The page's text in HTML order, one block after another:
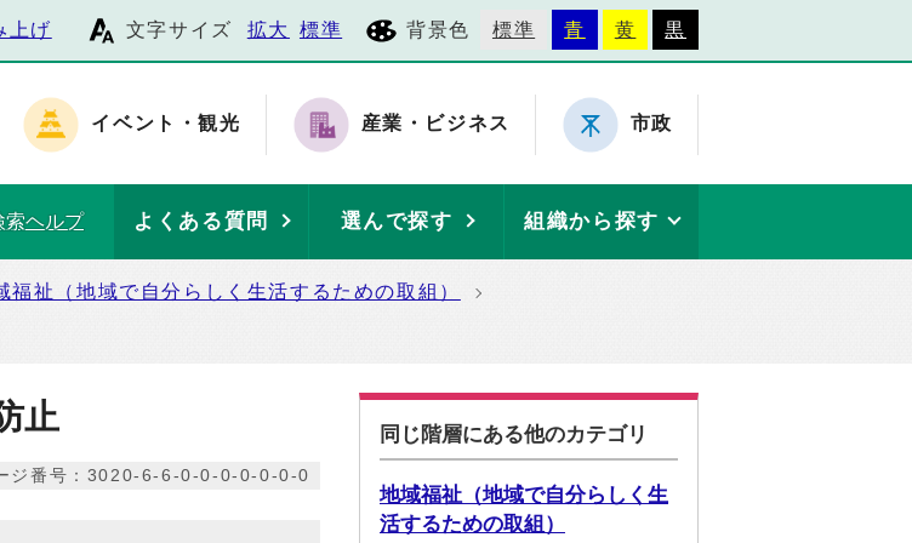
上げ 文字サイズ 拡大 標準 背景色 標準 青 黄 黒
イベント・観光 産業・ビジネス 市政
索ヘルプ よくある質問 選んで探す 組織から探す
福祉（地域で自分らしく生活するための取組）
止
ジ番号：3020-6-6-0-0-0-0-0-0-0
同じ階層にある他のカテゴリ
地域福祉（地域で自分らしく生
活するための取組）